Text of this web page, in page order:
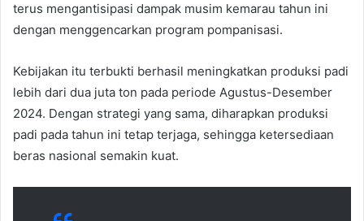
terus mengantisipasi dampak musim kemarau tahun ini
dengan menggencarkan program pompanisasi.
Kebijakan itu terbukti berhasil meningkatkan produksi padi
lebih dari dua juta ton pada periode Agustus-Desember
2024. Dengan strategi yang sama, diharapkan produksi
padi pada tahun ini tetap terjaga, sehingga ketersediaan
beras nasional semakin kuat.